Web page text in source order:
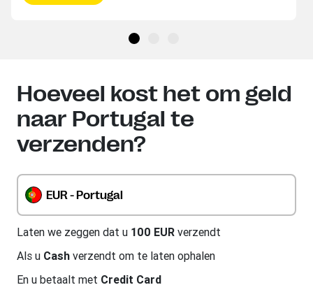
Hoeveel kost het om geld
naar Portugal te
verzenden?
EUR - Portugal
Laten we zeggen dat u 100 EUR verzendt
Als u Cash verzendt om te laten ophalen
En u betaalt met Credit Card